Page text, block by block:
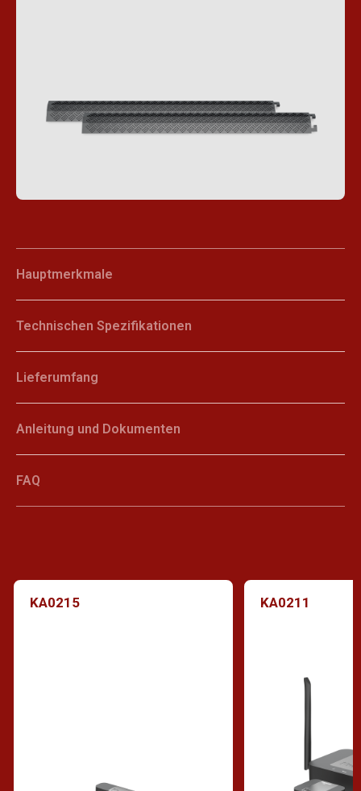
Hauptmerkmale
Technischen Spezifikationen
Lieferumfang
Anleitung und Dokumenten
FAQ
KA0215 KA0211